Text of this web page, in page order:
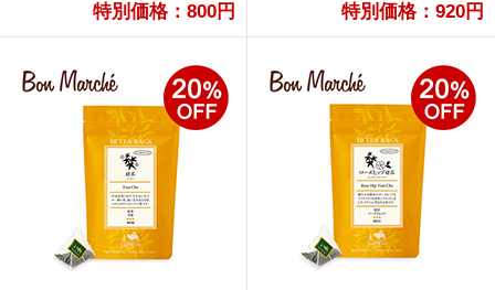
特別価格：800円 特別価格：920円